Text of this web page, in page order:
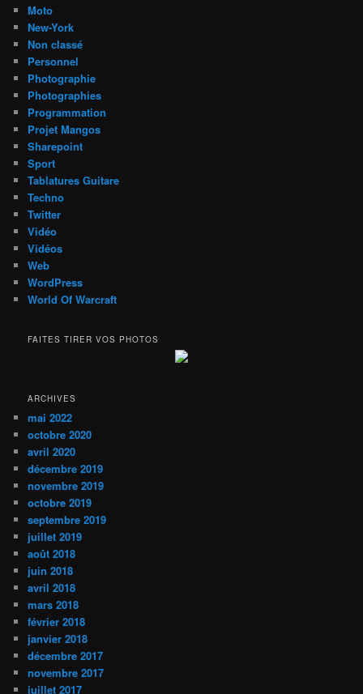
Moto
New-York
Non classé
Personnel
Photographie
Photographies
Programmation
Projet Mangos
Sharepoint
Sport
Tablatures Guitare
Techno
Twitter
Vidéo
Vidéos
Web
WordPress
World Of Warcraft
FAITES TIRER VOS PHOTOS
ARCHIVES
mai 2022
octobre 2020
avril 2020
décembre 2019
novembre 2019
octobre 2019
septembre 2019
juillet 2019
août 2018
juin 2018
avril 2018
mars 2018
février 2018
janvier 2018
décembre 2017
novembre 2017
juillet 2017